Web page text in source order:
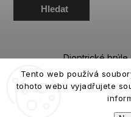
Tento web používá
tohoto webu vyjadřujete
Hledat
Dioptrické brýle
Sportovní brýle
Roztoky